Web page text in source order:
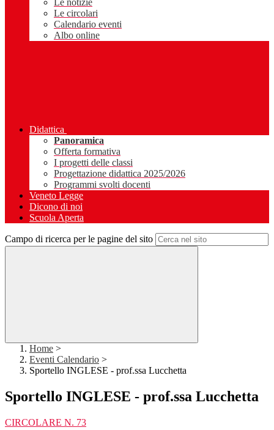
Le notizie
Le circolari
Calendario eventi
Albo online
Didattica
Panoramica
Offerta formativa
I progetti delle classi
Progettazione didattica 2025/2026
Programmi svolti docenti
Veneto Legge
Dicono di noi
Scuola Aperta
Campo di ricerca per le pagine del sito
Home >
Eventi Calendario >
Sportello INGLESE - prof.ssa Lucchetta
Sportello INGLESE - prof.ssa Lucchetta
CIRCOLARE N. 73